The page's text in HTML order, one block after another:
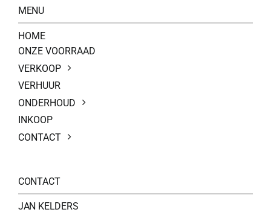
MENU
HOME
ONZE VOORRAAD
VERKOOP
VERHUUR
ONDERHOUD
INKOOP
CONTACT
CONTACT
JAN KELDERS